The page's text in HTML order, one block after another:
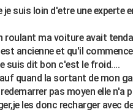
suis loin d'etre une experte
roulant ma voiture avait
ancienne et qu'il
suis dit bon c'est le froid....
quand la sortant de mon
pas moyen elle n'a
les donc recharger avec